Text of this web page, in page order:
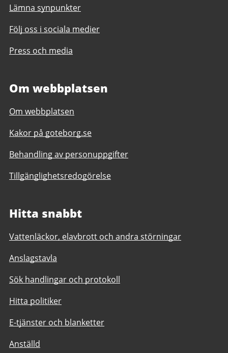
Lämna synpunkter
Följ oss i sociala medier
Press och media
Om webbplatsen
Om webbplatsen
Kakor på goteborg.se
Behandling av personuppgifter
Tillgänglighetsredogörelse
Hitta snabbt
Vattenläckor, elavbrott och andra störningar
Anslagstavla
Sök handlingar och protokoll
Hitta politiker
E-tjänster och blanketter
Anställd